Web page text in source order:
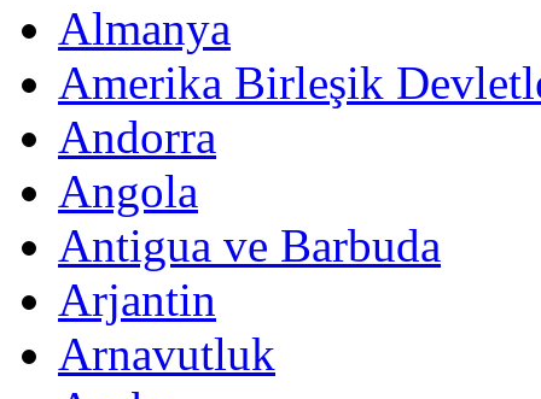
Almanya
Amerika Birleşik
Andorra
Angola
Antigua ve Barbuda
Arjantin
Arnavutluk